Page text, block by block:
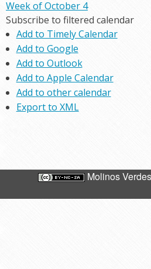
Week of October 4
Subscribe to filtered calendar
Add to Timely Calendar
Add to Google
Add to Outlook
Add to Apple Calendar
Add to other calendar
Export to XML
Molinos